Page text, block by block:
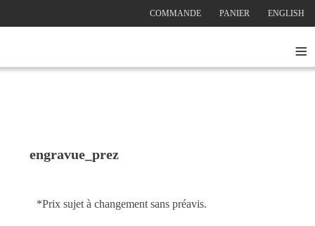
COMMANDE PANIER ENGLISH
≡
engravue_prez
*Prix sujet à changement sans préavis.